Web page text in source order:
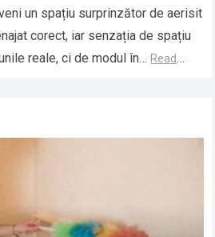
un spațiu surprinzător de aerisit
corect, iar senzația de spațiu
reale, ci de modul în… Read